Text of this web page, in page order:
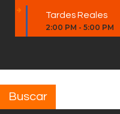
Tardes Reales
2:00 PM - 5:00 PM
Buscar